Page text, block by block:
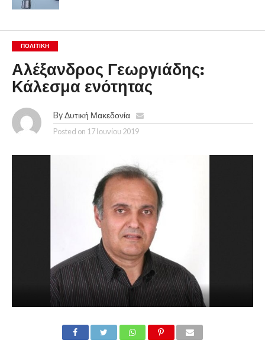
ΠΟΛΙΤΙΚΉ
Αλέξανδρος Γεωργιάδης:
Κάλεσμα ενότητας
By Δυτική Μακεδονία
Posted on 17 Ιουνίου 2019